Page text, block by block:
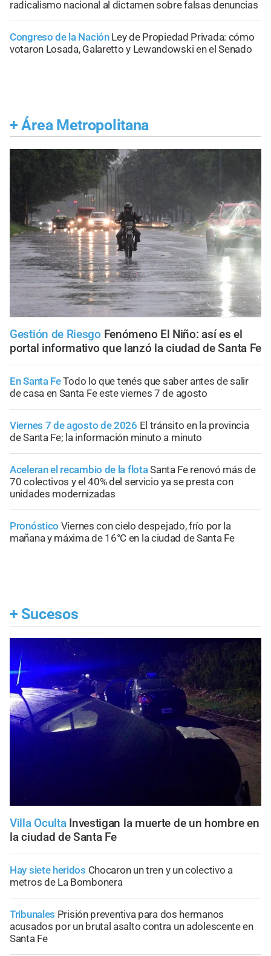
radicalismo nacional al dictamen sobre falsas denuncias
Congreso de la Nación Ley de Propiedad Privada: cómo
votaron Losada, Galaretto y Lewandowski en el Senado
+ Área Metropolitana
Gestión de Riesgo Fenómeno El Niño: así es el
portal informativo que lanzó la ciudad de Santa Fe
En Santa FeTodo lo que tenés que saber antes de salir
de casa en Santa Fe este viernes 7 de agosto
Viernes 7 de agosto de 2026 El tránsito en la provincia
de Santa Fe; la información minuto a minuto
Aceleran el recambio de la flotaSanta Fe renovó más de
70 colectivos y el 40% del servicio ya se presta con
unidades modernizadas
Pronóstico Viernes con cielo despejado, frío por la
mañana y máxima de 16°C en la ciudad de Santa Fe
+ Sucesos
Villa Oculta Investigan la muerte de un hombre en
la ciudad de Santa Fe
Hay siete heridos Chocaron un tren y un colectivo a
metros de La Bombonera
Tribunales Prisión preventiva para dos hermanos
acusados por un brutal asalto contra un adolescente en
Santa Fe